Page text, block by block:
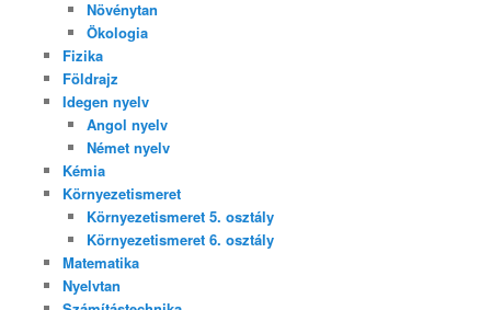
Növénytan
Ökologia
Fizika
Földrajz
Idegen nyelv
Angol nyelv
Német nyelv
Kémia
Környezetismeret
Környezetismeret 5. osztály
Környezetismeret 6. osztály
Matematika
Nyelvtan